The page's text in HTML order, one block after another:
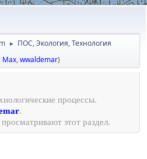
► ПОС, Экология, Технология
Max,wwaldemar)
процессы.
.
этот раздел.